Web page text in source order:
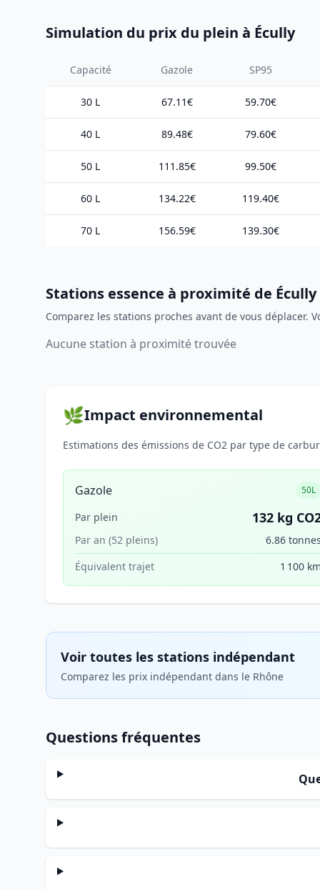
Simulation du prix du plein à Écully
Capacité Gazole SP95
30 L 67.11€ 59.70€
40 L 89.48€ 79.60€
50 L 111.85€ 99.50€
60 L 134.22€ 119.40€
70 L 156.59€ 139.30€
Stations essence à proximité de Écully
Comparez les stations proches avant de vous déplacer.
Aucune station à proximité trouvée
🌿Impact environnemental
Estimations des émissions de CO2 par type de
Gazole 50L
Par plein 132 kg
Par an (52 pleins)
6.86
Équivalent trajet
1 100
Voir toutes les stations indépendant
Comparez les prix indépendant dans le Rhône
Questions fréquentes